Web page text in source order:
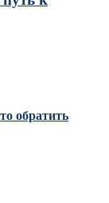
обратить